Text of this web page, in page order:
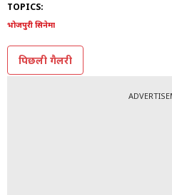
TOPICS:
भोजपुरी सिनेमा
पिछली गैलरी